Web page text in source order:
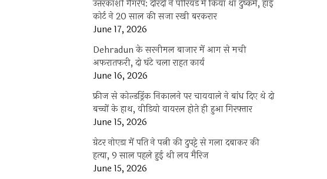
उत्तरकाशी गैंगरेप: दरिंदों ने पीरियड में किया था दुष्कर्म, हाई
कोर्ट ने 20 साल की सजा रखी बरकरार
June 17, 2026
Dehradun के सरनीमल बाजार में आग से मची
अफरातफरी, दो घंटे चला राहत कार्य
June 16, 2026
फ्रीज से कोल्डड्रिंक निकालने पर चायवाले ने बांध दिए थे दो
बच्चों के हाथ, वीडियो वायरल होते ही हुआ गिरफ्तार
June 15, 2026
ग्रेटर नोएडा में पति ने पत्नी की दुपट्टे से गला दबाकर की
हत्या, 9 साल पहले हुई थी लव मैरिज
June 15, 2026